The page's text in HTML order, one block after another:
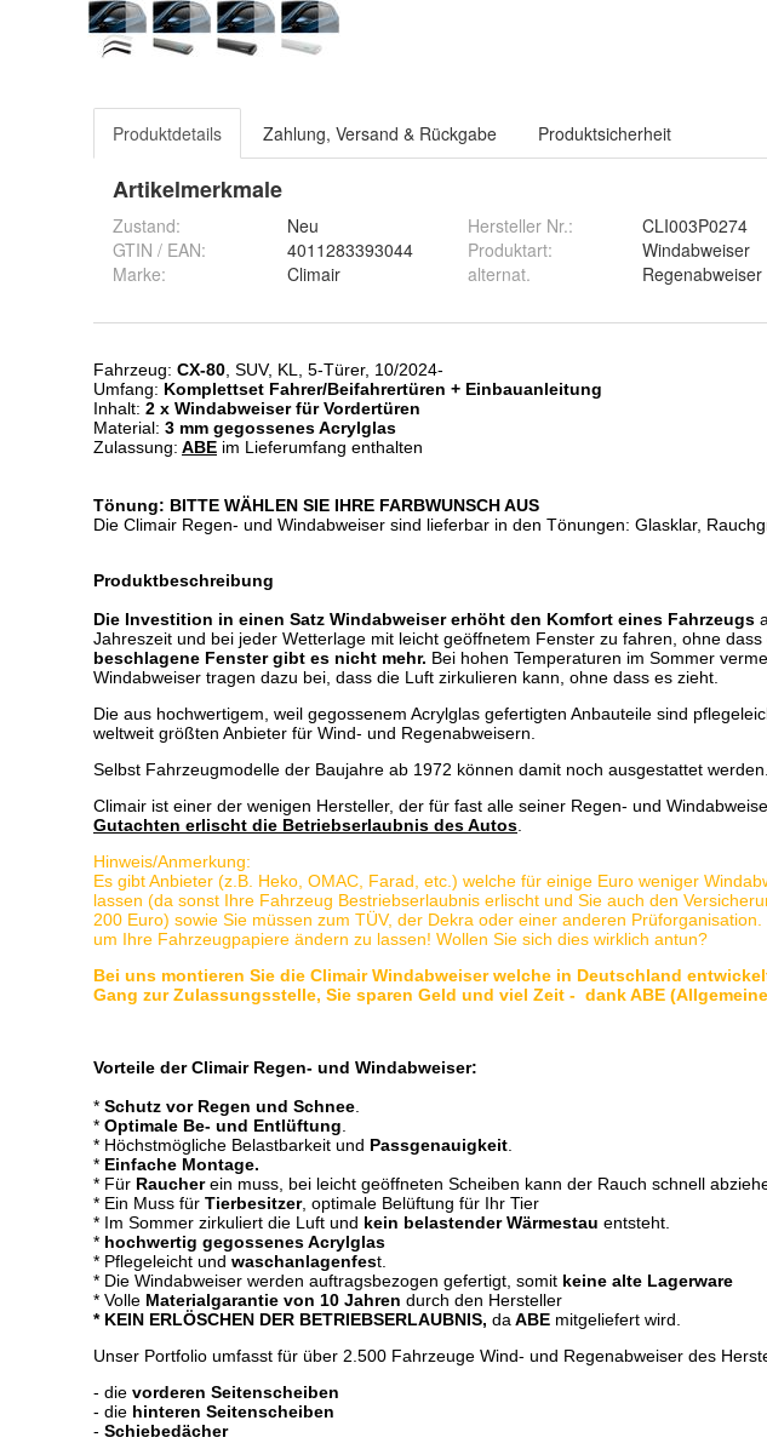
Produktdetails Zahlung, Versand & Rückgabe Produktsicherheit
Artikelmerkmale
Zustand:
Neu
GTIN / EAN:
4011283393044
Marke:
Climair
Hersteller Nr.:
CLI003P0274
Produktart:
Windabweiser
alternat.
Regenabweiser